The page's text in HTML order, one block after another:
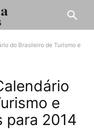
do Brasileiro de Turismo e
e
para 2014